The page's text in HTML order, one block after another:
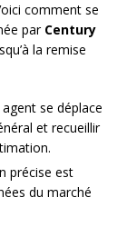
comment se
par Century
la remise
agent se déplace
et recueillir
précise est
du marché